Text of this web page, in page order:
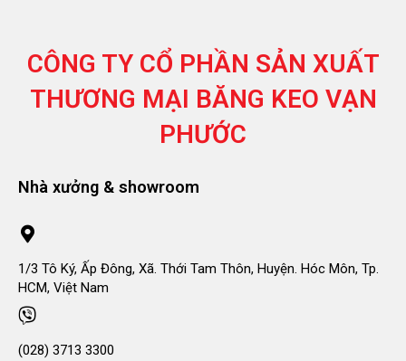
CÔNG TY CỔ PHẦN SẢN XUẤT
THƯƠNG MẠI BĂNG KEO VẠN
PHƯỚC
Nhà xưởng & showroom
1/3 Tô Ký, Ấp Đông, Xã. Thới Tam Thôn, Huyện. Hóc Môn, Tp.
HCM, Việt Nam
(028) 3713 3300